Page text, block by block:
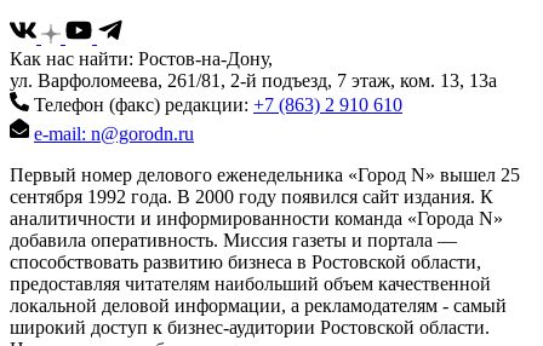
Как нас найти: Ростов-на-Дону,
ул. Варфоломеева, 261/81, 2-й подъезд, 7 этаж, ком. 13, 13а
Телефон (факс) редакции: +7 (863) 2 910 610
e-mail: n@gorodn.ru
Первый номер делового еженедельника «Город N» вышел 25
сентября 1992 года. В 2000 году появился сайт издания. К
аналитичности и информированности команда «Города N»
добавила оперативность. Миссия газеты и портала —
способствовать развитию бизнеса в Ростовской области,
предоставляя читателям наибольший объем качественной
локальной деловой информации, а рекламодателям - самый
широкий доступ к бизнес-аудитории Ростовской области.